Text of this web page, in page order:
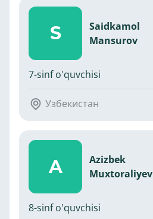
S
Saidkamol
Mansurov
7-sinf o'quvchisi
Узбекистан
A
Azizbek
Muxtoraliyev
8-sinf o'quvchisi